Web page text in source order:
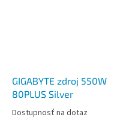
GIGABYTE zdroj 550W
80PLUS Silver
Dostupnosť na dotaz